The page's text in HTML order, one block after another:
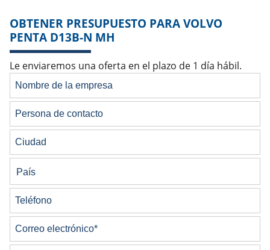
OBTENER PRESUPUESTO PARA VOLVO
PENTA D13B-N MH
Le enviaremos una oferta en el plazo de 1 día hábil.